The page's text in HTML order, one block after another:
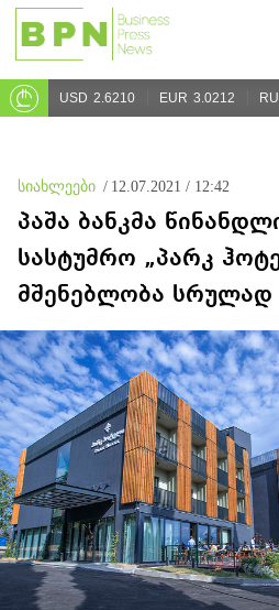
USD 2.6210 EUR 3.0212
სიახლეები / 12.07.2021 / 12:42
პაშა ბანკმა
სასტუმრო „პარკ
მშენებლობა სრულად